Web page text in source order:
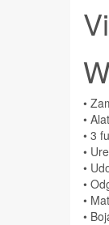
•
•
• 3
•
​​​​​​​•
​​​​​​​•
​​​​​​​•
​​​​​​​•